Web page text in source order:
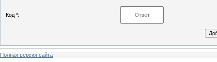
Код *:
Полная версия сайта